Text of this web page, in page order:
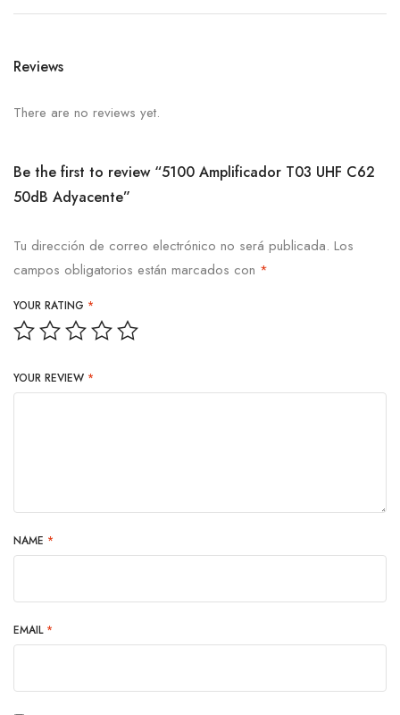
Reviews
There are no reviews yet.
Be the first to review “5100 Amplificador T03 UHF C62
50dB Adyacente”
Tu dirección de correo electrónico no será publicada. Los
campos obligatorios están marcados con *
YOUR RATING *
YOUR REVIEW *
NAME *
EMAIL *